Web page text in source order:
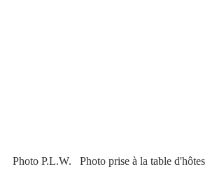
Photo P.L.W.   Photo prise à la table d'hôtes